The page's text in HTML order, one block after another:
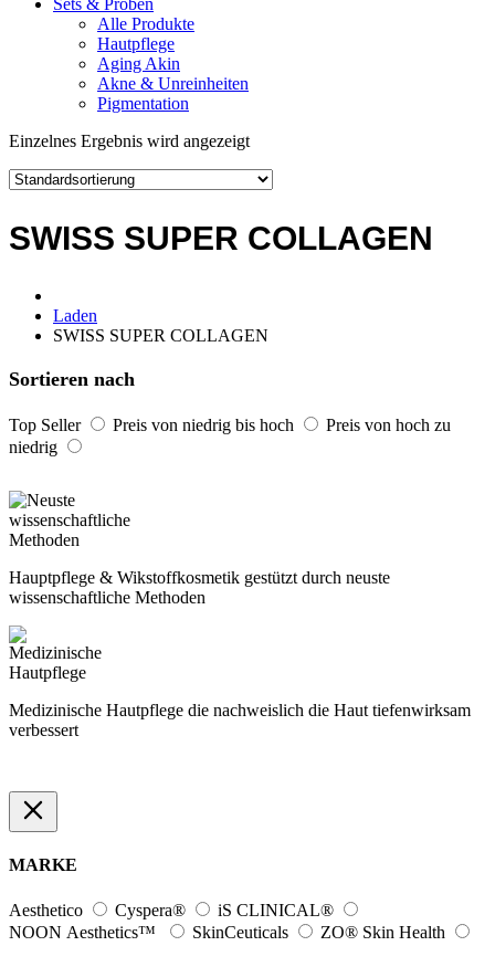
Sets & Proben
Alle Produkte
Hautpflege
Aging Akin
Akne & Unreinheiten
Pigmentation
Einzelnes Ergebnis wird angezeigt
SWISS SUPER COLLAGEN
Laden
SWISS SUPER COLLAGEN
Sortieren nach
Top Seller Preis von niedrig bis hoch
Preis von hoch zu
niedrig
Hauptpflege & Wikstoffkosmetik gestützt durch neuste
wissenschaftliche Methoden
Medizinische Hautpflege die nachweislich die Haut tiefenwirksam
verbessert
MARKE
Aesthetico Cyspera®
iS CLINICAL®
NOON Aesthetics™
SkinCeuticals ZO® Skin Health